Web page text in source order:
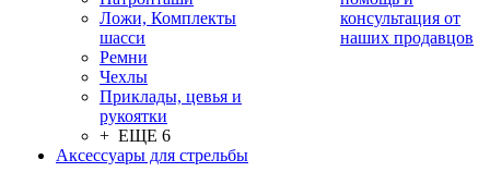
Ложи, Комплекты
шасси
Ремни
Чехлы
Приклады, цевья и
рукоятки
+ ЕЩЕ 6
Аксессуары для стрельбы
консультация от
наших продавцов